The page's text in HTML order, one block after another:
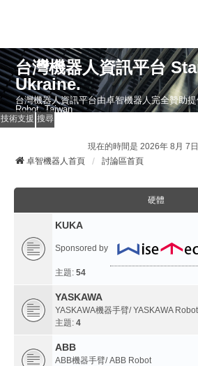
台灣機器人資訊平台
Ukraine.
台灣機器人資訊平台由卓智機器人完全贊助
Robot, Taiwan
技術支援 搜尋
現在的時間是 2026年 8月 7
卓智機器人首頁
討論區首頁
硬體
KUKA
Sponsored by
主題: 54
YASKAWA
YASKAWA機器手臂/ YASKAWA Robot
主題: 4
ABB
ABB機器手臂/ ABB Robot